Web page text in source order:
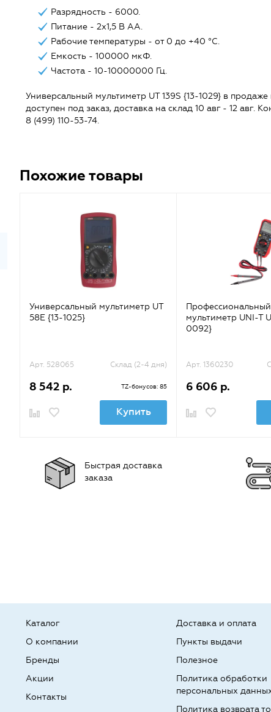
Разрядность - 6000.
Питание - 2х1,5 В АА.
Рабочие температуры - от 0 до +40 °C.
Емкость - 100000 мкФ.
Частота - 10-10000000 Гц.
Универсальный мультиметр UT 139S {13-1029} в
доступен под заказ, доставка на склад 10 авг - 12 авг.
8 (499) 110-53-74.
Похожие товары
Универсальный мультиметр UT
58E {13-1025}
Арт. 528065 Склад (2-4 дня)
8 542 р. TZ-бонусов: 85
Купить
Профессиональный
мультиметр UNI-T
0092}
Арт. 1360230
6 606 р.
Быстрая доставка
заказа
Каталог
О компании
Бренды
Доставка и оплата
Пункты выдачи
Полезное
Акции
Контакты
Политика обработки
персональных
Политика возврата